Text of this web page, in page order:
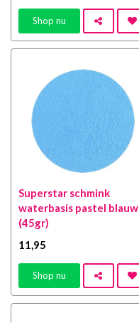
Shop nu
Superstar schmink
waterbasis pastel blauw
(45gr)
11 ,95
Shop nu